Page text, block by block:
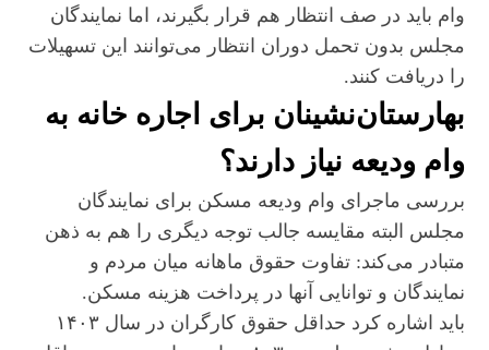
وام باید در صف انتظار هم قرار بگیرند، اما نمایندگان
مجلس بدون تحمل دوران انتظار می‌توانند این تسهیلات
را دریافت کنند.
بهارستان‌نشینان برای اجاره خانه به
وام ودیعه نیاز دارند؟
بررسی ماجرای وام ودیعه مسکن برای نمایندگان
مجلس البته مقایسه جالب توجه دیگری را هم به ذهن
متبادر می‌کند: تفاوت حقوق ماهانه میان مردم و
نمایندگان و توانایی آنها در پرداخت هزینه مسکن.
باید اشاره کرد حداقل حقوق کارگران در سال ۱۴۰۳